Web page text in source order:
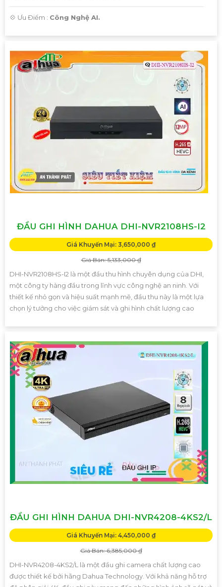
️💠 Ưu Điểm : Công Nghệ AI.
ĐẦU GHI HÌNH DAHUA DHI-NVR2108HS-I2
Giá Khuyến Mại: 3,650,000 ₫
Giá Bán: 5,133,000 ₫
DHI-NVR2108HS-I2 là một đầu thu hình chuyên dụng của DHI,
một công ty hàng đầu trong lĩnh vực công nghệ an ninh. Với
thiết kế nhỏ gọn và hiệu suất mạnh mẽ, đầu thu này là một lựa
chọn lý tưởng cho việc giám sát và ghi hình chất lượng cao
ĐẦU GHI HÌNH DAHUA DHI-NVR4208-4KS2/L
Giá Khuyến Mại: 4,450,000 ₫
Giá Bán: 6,385,000 ₫
DHI-NVR4208-4KS2/L là một đầu ghi camera chất lượng cao
được thiết kế bởi hãng Dahua Technology. Với khả năng hỗ trợ